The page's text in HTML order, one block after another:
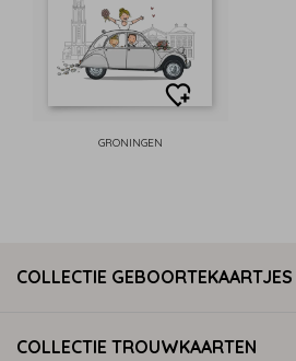
GRONINGEN
COLLECTIE GEBOORTEKAARTJES
COLLECTIE TROUWKAARTEN